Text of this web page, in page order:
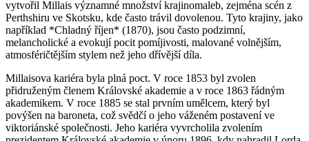
vytvořil Millais významné množství krajinomaleb, zejména scén z
Perthshiru ve Skotsku, kde často trávil dovolenou. Tyto krajiny, jako
například *Chladný říjen* (1870), jsou často podzimní,
melancholické a evokují pocit pomíjivosti, malované volnějším,
atmosféričtějším stylem než jeho dřívější díla.
Millaisova kariéra byla plná poct. V roce 1853 byl zvolen
přidruženým členem Královské akademie a v roce 1863 řádným
akademikem. V roce 1885 se stal prvním umělcem, který byl
povýšen na baroneta, což svědčí o jeho váženém postavení ve
viktoriánské společnosti. Jeho kariéra vyvrcholila zvolením